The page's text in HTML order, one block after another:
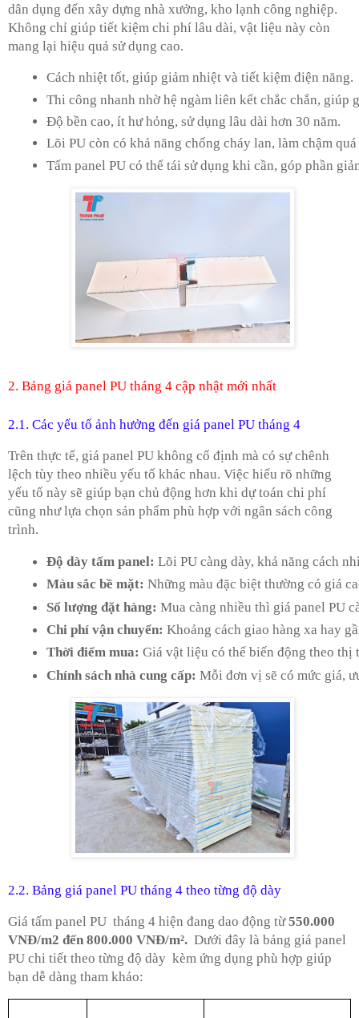
dân dụng đến xây dựng nhà xưởng, kho lạnh công nghiệp.
Không chỉ giúp tiết kiệm chi phí lâu dài, vật liệu này còn
mang lại hiệu quả sử dụng cao.
Cách nhiệt tốt, giúp giảm nhiệt và tiết kiệm điện năng.
Thi công nhanh nhờ hệ ngàm liên kết chắc chắn,
Độ bền cao, ít hư hỏng, sử dụng lâu dài hơn 30 năm.
Lõi PU còn có khả năng chống cháy lan, làm chậm
Tấm panel PU có thể tái sử dụng khi cần, góp phần
2. Bảng giá panel PU tháng 4 cập nhật mới nhất
2.1. Các yếu tố ảnh hưởng đến giá panel PU tháng 4
Trên thực tế, giá panel PU không cố định mà có sự chênh
lệch tùy theo nhiều yếu tố khác nhau. Việc hiểu rõ những
yếu tố này sẽ giúp bạn chủ động hơn khi dự toán chi phí
cũng như lựa chọn sản phẩm phù hợp với ngân sách công
trình.
Độ dày tấm panel: Lõi PU càng dày, khả năng cách
Màu sắc bề mặt: Những màu đặc biệt thường có giá
Số lượng đặt hàng: Mua càng nhiều thì giá panel PU
Chi phí vận chuyển: Khoảng cách giao hàng xa hay
Thời điểm mua: Giá vật liệu có thể biến động theo thị
Chính sách nhà cung cấp: Mỗi đơn vị sẽ có mức giá,
2.2. Bảng giá panel PU tháng 4 theo từng độ dày
Giá tấm panel PU tháng 4 hiện đang dao động từ550.000
VNĐ/m2 đến 800.000 VNĐ/m². Dưới đây là bảng giá panel
PU chi tiết theo từng độ dày kèm ứng dụng phù hợp giúp
bạn dễ dàng tham khảo: